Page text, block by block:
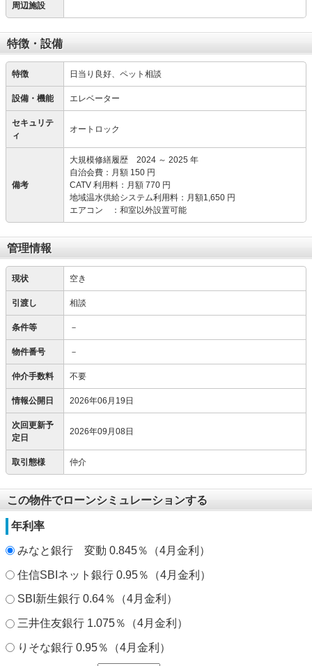
周辺施設
特徴・設備
特徴 日当り良好、ペット相談
設備・機能 エレベーター
セキュリテ
ィ
オートロック
備考
大規模修繕履歴 2024 ～ 2025 年
自治会費：月額 150 円
CATV 利用料：月額 770 円
地域温水供給システム利用料：月額1,650 円
エアコン ：和室以外設置可能
管理情報
現状 空き
引渡し 相談
条件等 －
物件番号 －
仲介手数料 不要
情報公開日 2026年06月19日
次回更新予
定日
2026年09月08日
取引態様 仲介
この物件でローンシミュレーションする
年利率
みなと銀行 変動 0.845％（4月金利）
住信SBIネット銀行 0.95％（4月金利）
SBI新生銀行 0.64％（4月金利）
三井住友銀行 1.075％（4月金利）
りそな銀行 0.95％（4月金利）